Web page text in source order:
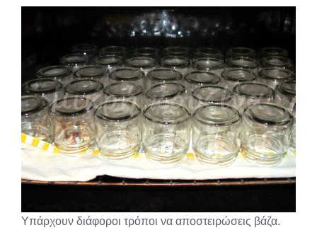
Υπάρχουν διάφοροι τρόποι να αποστειρώσεις βάζα.